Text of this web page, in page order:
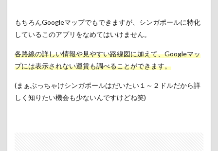
もちろんGoogleマップでもできますが、シンガポールに特化
しているこのアプリをなめてはいけません。
各路線の詳しい情報や見やすい路線図に加えて、Googleマッ
プには表示されない運賃も調べることができます。
(まぁぶっちゃけシンガポールはだいたい１～２ドルだから詳
しく知りたい機会も少ないんですけどね笑)